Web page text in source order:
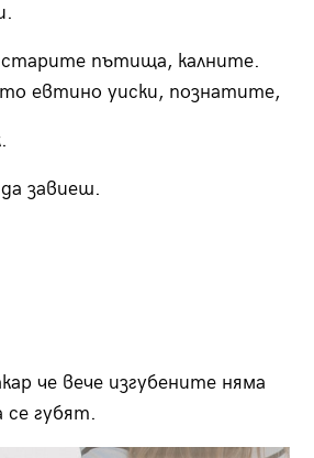
пътища, калните.
евтино уиски, познатите,
завиеш.
че вече изгубените няма
се губят.